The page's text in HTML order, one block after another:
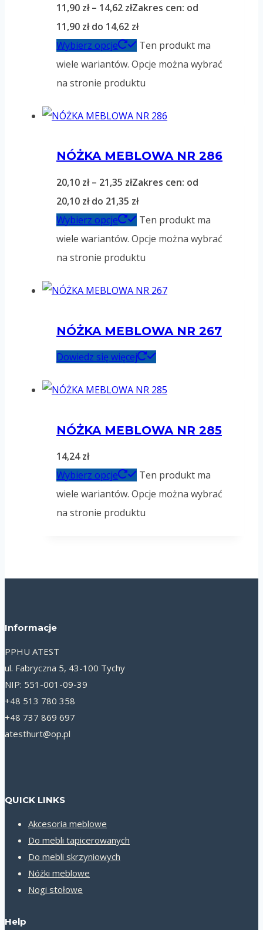
11,90 zł – 14,62 złZakres cen: od
11,90 zł do 14,62 zł
Wybierz opcje
Ten produkt ma
wiele wariantów. Opcje można wybrać
na stronie produktu
NÓŻKA MEBLOWA NR 286
20,10 zł – 21,35 złZakres cen: od
20,10 zł do 21,35 zł
Wybierz opcje
Ten produkt ma
wiele wariantów. Opcje można wybrać
na stronie produktu
NÓŻKA MEBLOWA NR 267
Dowiedz się więcej
NÓŻKA MEBLOWA NR 285
14,24zł
Wybierz opcje
Ten produkt ma
wiele wariantów. Opcje można wybrać
na stronie produktu
Informacje
PPHU ATEST
ul. Fabryczna 5, 43-100 Tychy
NIP: 551-001-09-39
+48 513 780 358
+48 737 869 697
atesthurt@op.pl
QUICK LINKS
Akcesoria meblowe
Do mebli tapicerowanych
Do mebli skrzyniowych
Nóżki meblowe
Nogi stołowe
Help